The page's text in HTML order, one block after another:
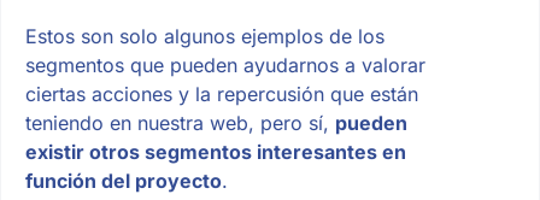
Estos son solo algunos ejemplos de los
segmentos que pueden ayudarnos a valorar
ciertas acciones y la repercusión que están
teniendo en nuestra web, pero sí, pueden
existir otros segmentos interesantes en
función del proyecto.